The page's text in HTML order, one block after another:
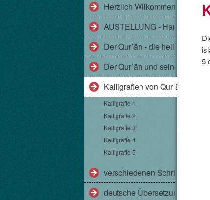
Herzlich Wilkommen!
AUSTELLUNG -
Der Qurˈān - die heilige
Der Qurˈān und seine
Kalligrafien von Qurˈānversen
Kalligrafie 1
Kalligrafie 2
Kalligrafie 3
Kalligrafie 4
Kalligrafie 5
verschiedenen Schriftarten
deutsche Übersetzungen des
5